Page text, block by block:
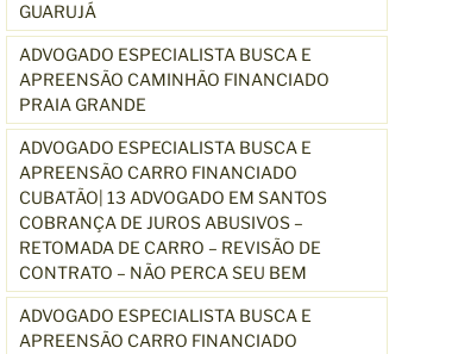
GUARUJÁ
ADVOGADO ESPECIALISTA BUSCA E
APREENSÃO CAMINHÃO FINANCIADO
PRAIA GRANDE
ADVOGADO ESPECIALISTA BUSCA E
APREENSÃO CARRO FINANCIADO
CUBATÃO| 13 ADVOGADO EM SANTOS
COBRANÇA DE JUROS ABUSIVOS –
RETOMADA DE CARRO – REVISÃO DE
CONTRATO – NÃO PERCA SEU BEM
ADVOGADO ESPECIALISTA BUSCA E
APREENSÃO CARRO FINANCIADO